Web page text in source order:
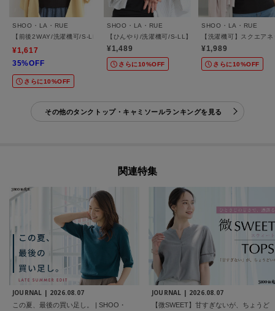
SHOO・LA・RUE
【前後2WAY/洗濯機可/S-LL】レースデザインタンクトップ
¥1,617
35%OFF
さらに10%OFF
SHOO・LA・RUE
【ひんやり/洗濯機可/S-LL】毎日頼れる ベーシックタン
¥1,489
さらに10%OFF
SHOO・LA・RUE
【洗濯機可】スクエア
¥1,989
さらに10%OFF
その他のタンクトップ・キャミソールランキングを見る
関連特集
JOURNAL | 2026.08.07
この夏、最後の買い足し。 | SHOO・
JOURNAL | 2026.08.07
【微SWEET】甘すぎないが、ちょうど